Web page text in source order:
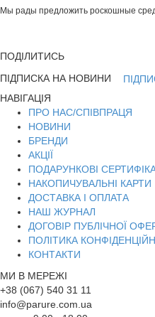
Мы рады предложить роскошные
ПОДІЛИТИСЬ
ПІДПИСКА НА НОВИНИ
НАВІГАЦІЯ
ПРО НАС/СПІВПРАЦЯ
НОВИНИ
БРЕНДИ
АКЦІЇ
ПОДАРУНКОВІ
НАКОПИЧУВАЛЬНІ КАРТИ
ДОСТАВКА І ОПЛАТА
НАШ ЖУРНАЛ
ДОГОВІР ПУБЛІЧНОЇ
ПОЛІТИКА
КОНТАКТИ
МИ В МЕРЕЖІ
+38 (067) 540 31 11
info@parure.com.ua